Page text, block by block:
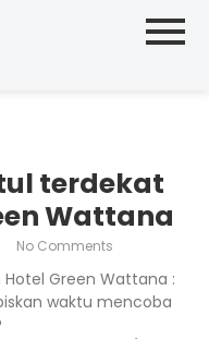
terdekat
Wattana
No Comments
Green Wattana :
waktu mencoba